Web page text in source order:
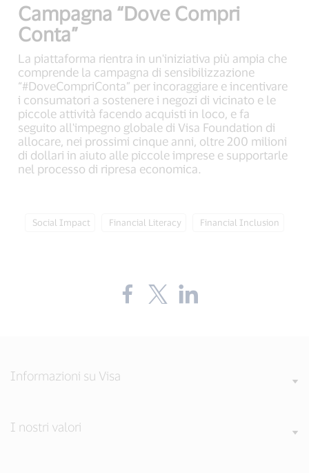
Campagna “Dove Compri
Conta”
La piattaforma rientra in un'iniziativa più ampia che
comprende la campagna di sensibilizzazione
“#DoveCompriConta” per incoraggiare e incentivare
i consumatori a sostenere i negozi di vicinato e le
piccole attività facendo acquisti in loco, e fa
seguito all'impegno globale di Visa Foundation di
allocare, nei prossimi cinque anni, oltre 200 milioni
di dollari in aiuto alle piccole imprese e supportarle
nel processo di ripresa economica.
Tag:
Social Impact Tag:
Financial Literacy Tag:
Financial Inclusion
Share
the
Share
the
Informazioni su Visa
I nostri valori